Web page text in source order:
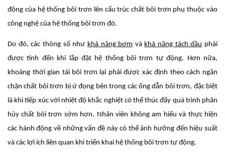
động của hệ thống bôi trơn lên cấu trúc chất bôi trơn phụ thuộc vào
công nghệ của hệ thống bôi trơn đó.
Do đó, các thông số như khả năng bơm và khả năng tách dầu phải
được tính đến khi lắp đặt hệ thống bôi trơn tự động. Hơn nữa,
khoảng thời gian tái bôi trơn lại phải được xác định theo cách ngăn
chặn chất bôi trơn bị ứ đọng bên trong các ống dẫn bôi trơn, đặc biệt
là khi tiếp xúc với nhiệt độ khắc nghiệt có thể thúc đẩy quá trình phân
hủy chất bôi trơn sớm hơn. Nhân viên không am hiểu và thực hiện
các hành động về những vấn đề này có thể ảnh hưởng đến hiệu suất
và các lợi ích liên quan khi triển khai hệ thống bôi trơn tự động.